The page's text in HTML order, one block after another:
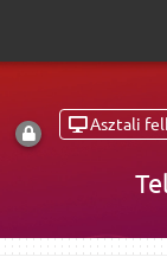
Asztali